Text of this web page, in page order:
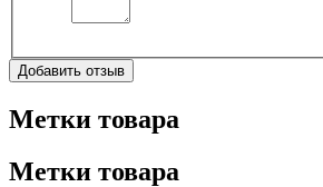
Добавить отзыв
Метки товара
Метки товара